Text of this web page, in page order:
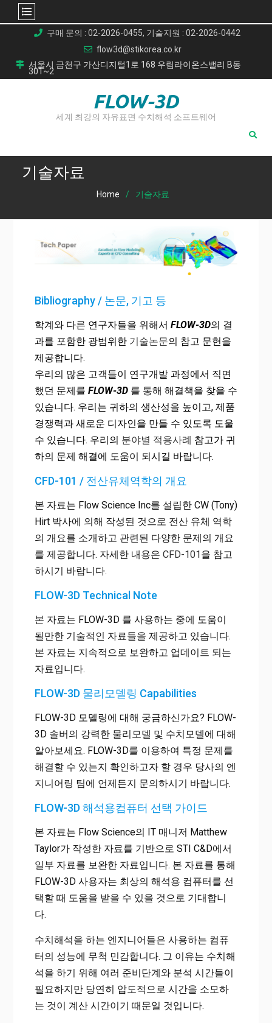
content
구매 문의 : 02-2026-0455, 기술지원 : 02-2026-0442
flow3d@stikorea.co.kr
서울시 금천구 가산디지털1로 168 우림라이온스밸리 B동
301~2
FLOW-3D
세계 최강의 자유표면 수치해석 소프트웨어
기술자료
Home 기술자료
Bibliography / 논문, 기고 등
학계와 다른 연구자들을 위해서 FLOW-3D의 결
과를 포함한 광범위한 기술논문의 참고 문헌을
제공합니다.
우리의 많은 고객들이 연구개발 과정에서 직면
했던 문제를 FLOW-3D 를 통해 해결책을 찾을 수
있습니다. 우리는 귀하의 생산성을 높이고, 제품
경쟁력과 새로운 디자인을 만들 수 있도록 도울
수 있습니다. 우리의 분야별 적용사례 참고가 귀
하의 문제 해결에 도움이 되시길 바랍니다.
CFD-101 / 전산유체역학의 개요
본 자료는 Flow Science Inc를 설립한 CW (Tony)
Hirt 박사에 의해 작성된 것으로 전산 유체 역학
의 개요를 소개하고 관련된 다양한 문제의 개요
를 제공합니다. 자세한 내용은 CFD-101을 참고
하시기 바랍니다.
FLOW-3D Technical Note
본 자료는 FLOW-3D 를 사용하는 중에 도움이
될만한 기술적인 자료들을 제공하고 있습니다.
본 자료는 지속적으로 보완하고 업데이트 되는
자료입니다.
FLOW-3D 물리모델링 Capabilities
FLOW-3D 모델링에 대해 궁금하신가요? FLOW-
3D 솔버의 강력한 물리모델 및 수치모델에 대해
알아보세요. FLOW-3D를 이용하여 특정 문제를
해결할 수 있는지 확인하고자 할 경우 당사의 엔
지니어링 팀에 언제든지 문의하시기 바랍니다.
FLOW-3D 해석용컴퓨터 선택 가이드
본 자료는 Flow Science의 IT 매니저 Matthew
Taylor가 작성한 자료를 기반으로 STI C&D에서
일부 자료를 보완한 자료입니다. 본 자료를 통해
FLOW-3D 사용자는 최상의 해석용 컴퓨터를 선
택할 때 도움을 받을 수 있을 것으로 기대합니
다.
수치해석을 하는 엔지니어들은 사용하는 컴퓨
터의 성능에 무척 민감합니다. 그 이유는 수치해
석을 하기 위해 여러 준비단계와 분석 시간들이
필요하지만 당연히 압도적으로 시간을 소모하
는 것이 계산 시간이기 때문일 것입니다.